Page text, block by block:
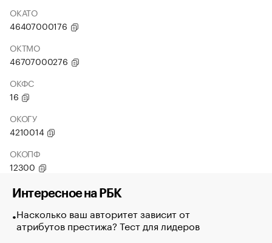
ОКАТО
46407000176
ОКТМО
46707000276
ОКФС
16
ОКОГУ
4210014
ОКОПФ
12300
Интересное на РБК
Насколько ваш авторитет зависит от
атрибутов престижа? Тест для лидеров